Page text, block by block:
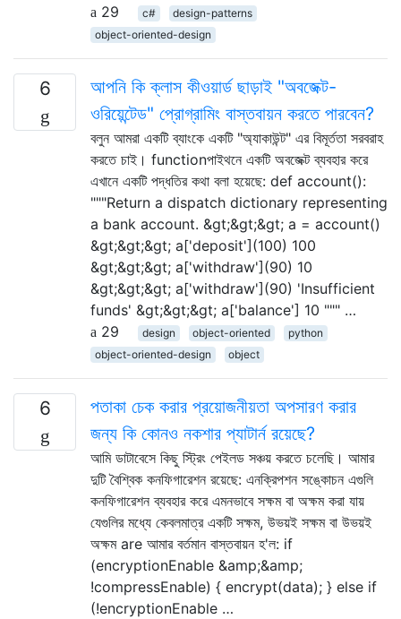
29
c#
design-patterns
object-oriented-design
6
আপনি কি ক্লাস কীওয়ার্ড ছাড়াই "অবজেক্ট-
ওরিয়েন্টেড" প্রোগ্রামিং বাস্তবায়ন করতে পারবেন?
বলুন আমরা একটি ব্যাংকে একটি "অ্যাকাউন্ট" এর বিমূর্ততা সরবরাহ
করতে চাই। functionপাইথনে একটি অবজেক্ট ব্যবহার করে
এখানে একটি পদ্ধতির কথা বলা হয়েছে: def account():
"""Return a dispatch dictionary representing
a bank account. &gt;&gt;&gt; a = account()
&gt;&gt;&gt; a['deposit'](100) 100
&gt;&gt;&gt; a['withdraw'](90) 10
&gt;&gt;&gt; a['withdraw'](90) 'Insufficient
funds' &gt;&gt;&gt; a['balance'] 10 """ …
29
design object-oriented
python
object-oriented-design
object
6
পতাকা চেক করার প্রয়োজনীয়তা অপসারণ করার
জন্য কি কোনও নকশার প্যাটার্ন রয়েছে?
আমি ডাটাবেসে কিছু স্ট্রিং পেইলড সঞ্চয় করতে চলেছি। আমার
দুটি বৈশ্বিক কনফিগারেশন রয়েছে: এনক্রিপশন সঙ্কোচন এগুলি
কনফিগারেশন ব্যবহার করে এমনভাবে সক্ষম বা অক্ষম করা যায়
যেগুলির মধ্যে কেবলমাত্র একটি সক্ষম, উভয়ই সক্ষম বা উভয়ই
অক্ষম are আমার বর্তমান বাস্তবায়ন হ'ল: if
(encryptionEnable &amp;&amp;
!compressEnable) { encrypt(data); } else if
(!encryptionEnable …